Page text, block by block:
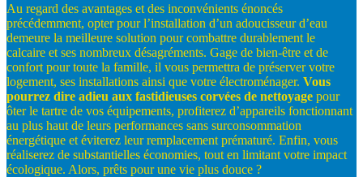
Au regard des avantages et des inconvénients énoncés
précédemment, opter pour l’installation d’un adoucisseur d’eau
demeure la meilleure solution pour combattre durablement le
calcaire et ses nombreux désagréments. Gage de bien-être et de
confort pour toute la famille, il vous permettra de préserver votre
logement, ses installations ainsi que votre électroménager. Vous
pourrez dire adieu aux fastidieuses corvées de nettoyage pour
ôter le tartre de vos équipements, profiterez d’appareils fonctionnant
au plus haut de leurs performances sans surconsommation
énergétique et éviterez leur remplacement prématuré. Enfin, vous
réaliserez de substantielles économies, tout en limitant votre impact
écologique. Alors, prêts pour une vie plus douce ?